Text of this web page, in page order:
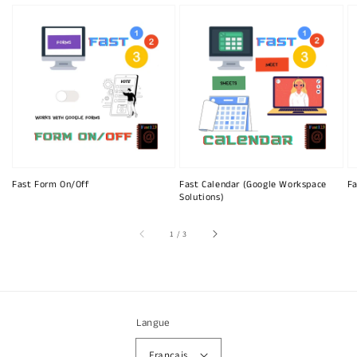
Fast Form On/Off
Fast Calendar (Google Workspace
Solutions)
1 /sur
3
Langue